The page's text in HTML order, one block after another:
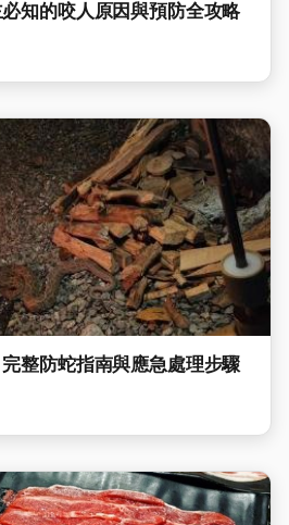
知的咬人原因與預防全攻略
整防蛇指南與應急處理步驟